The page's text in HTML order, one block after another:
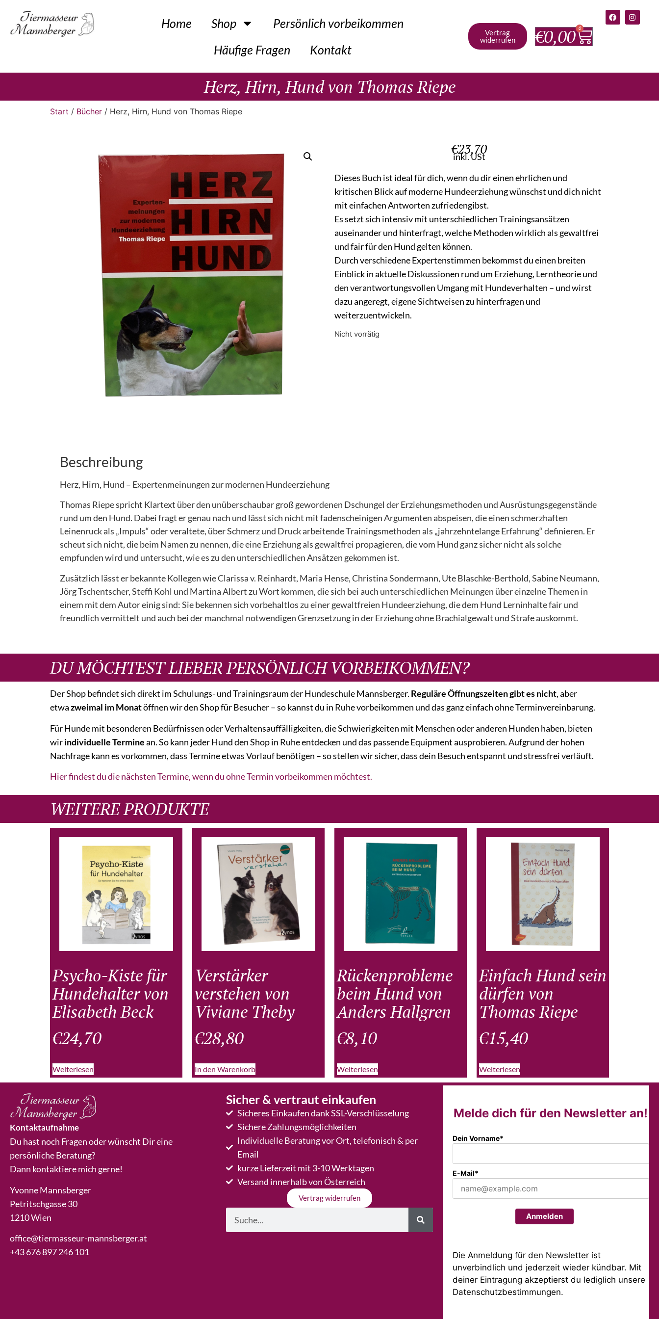
Home Shop
Persönlich vorbeikommen
Häufige Fragen
Kontakt
Vertrag
widerrufen
€0,00 0
Herz, Hirn, Hund von Thomas Riepe
Start / Bücher / Herz, Hirn, Hund von Thomas Riepe
€23,70
inkl. USt
Dieses Buch ist ideal für dich, wenn du dir einen ehrlichen und
kritischen Blick auf moderne Hundeerziehung wünschst und dich nicht
mit einfachen Antworten zufriedengibst.
Es setzt sich intensiv mit unterschiedlichen Trainingsansätzen
auseinander und hinterfragt, welche Methoden wirklich als gewaltfrei
und fair für den Hund gelten können.
Durch verschiedene Expertenstimmen bekommst du einen breiten
Einblick in aktuelle Diskussionen rund um Erziehung, Lerntheorie und
den verantwortungsvollen Umgang mit Hundeverhalten – und wirst
dazu angeregt, eigene Sichtweisen zu hinterfragen und
weiterzuentwickeln.
Nicht vorrätig
Beschreibung
Herz, Hirn, Hund – Expertenmeinungen zur modernen Hundeerziehung
Thomas Riepe spricht Klartext über den unüberschaubar groß gewordenen Dschungel der Erziehungsmethoden und Ausrüstungsgegenstände
rund um den Hund. Dabei fragt er genau nach und lässt sich nicht mit fadenscheinigen Argumenten abspeisen, die einen schmerzhaften
Leinenruck als „Impuls“ oder veraltete, über Schmerz und Druck arbeitende Trainingsmethoden als „jahrzehntelange Erfahrung“ definieren. Er
scheut sich nicht, die beim Namen zu nennen, die eine Erziehung als gewaltfrei propagieren, die vom Hund ganz sicher nicht als solche
empfunden wird und untersucht, wie es zu den unterschiedlichen Ansätzen gekommen ist.
Zusätzlich lässt er bekannte Kollegen wie Clarissa v. Reinhardt, Maria Hense, Christina Sondermann, Ute Blaschke-Berthold, Sabine Neumann,
Jörg Tschentscher, Steffi Kohl und Martina Albert zu Wort kommen, die sich bei auch unterschiedlichen Meinungen über einzelne Themen in
einem mit dem Autor einig sind: Sie bekennen sich vorbehaltlos zu einer gewaltfreien Hundeerziehung, die dem Hund Lerninhalte fair und
freundlich vermittelt und auch bei der manchmal notwendigen Grenzsetzung in der Erziehung ohne Brachialgewalt und Strafe auskommt.
DU MÖCHTEST LIEBER PERSÖNLICH VORBEIKOMMEN?
Der Shop befindet sich direkt im Schulungs- und Trainingsraum der Hundeschule Mannsberger. Reguläre Öffnungszeiten gibt es nicht, aber
etwazweimal im Monatöffnen wir den Shop für Besucher – so kannst du in Ruhe vorbeikommen und das ganz einfach ohne Terminvereinbarung.
Für Hunde mit besonderen Bedürfnissen oder Verhaltensauffälligkeiten, die Schwierigkeiten mit Menschen oder anderen Hunden haben, bieten
wirindividuelle Terminean. So kann jeder Hund den Shop in Ruhe entdecken und das passende Equipment ausprobieren. Aufgrund der hohen
Nachfrage kann es vorkommen, dass Termine etwas Vorlauf benötigen – so stellen wir sicher, dass dein Besuch entspannt und stressfrei verläuft.
Hier findest du die nächsten Termine, wenn du ohne Termin vorbeikommen möchtest.
WEITERE PRODUKTE
Psycho-Kiste für
Hundehalter von
Elisabeth Beck
€24,70
Weiterlesen
Verstärker
verstehen von
Viviane Theby
€28,80
In den Warenkorb
Rückenprobleme
beim Hund von
Anders Hallgren
€8,10
Weiterlesen
Einfach Hund sein
dürfen von
Thomas Riepe
€15,40
Weiterlesen
Kontaktaufnahme
Du hast noch Fragen oder wünscht Dir eine
persönliche Beratung?
Dann kontaktiere mich gerne!
Yvonne Mannsberger
Petritschgasse 30
1210 Wien
office@tiermasseur-mannsberger.at
+43 676 897 246 101
Sicher & vertraut einkaufen
Sicheres Einkaufen dank SSL-Verschlüsselung
Sichere Zahlungsmöglichkeiten
Individuelle Beratung vor Ort, telefonisch & per
Email
kurze Lieferzeit mit 3-10 Werktagen
Versand innerhalb von Österreich
Vertrag widerrufen
Melde dich für den Newsletter an!
Dein Vorname*
E-Mail*
Anmelden
Die Anmeldung für den Newsletter ist
unverbindlich und jederzeit wieder kündbar. Mit
deiner Eintragung akzeptierst du lediglich unsere
Datenschutzbestimmungen.